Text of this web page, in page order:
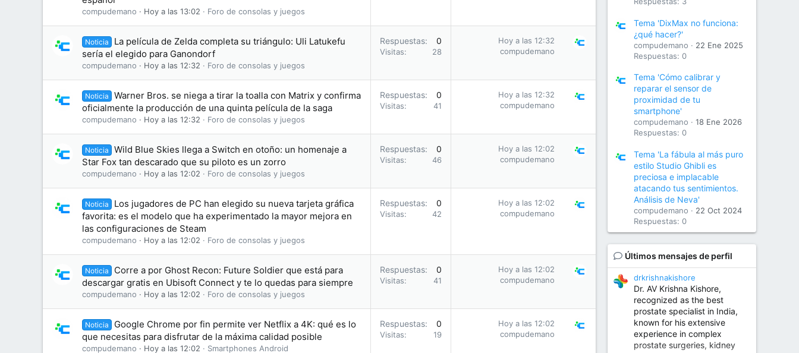
compudemano Hoy a las 13:02 Foro de consolas y juegos
Noticia
La película de Zelda completa su triángulo: Uli Latukefu
sería el elegido para Ganondorf
compudemano Hoy a las 12:32 Foro de consolas y juegos
Respuestas 0
Visitas 28
Hoy a las 12:32
compudemano
Noticia
Warner Bros. se niega a tirar la toalla con Matrix y confirma
oficialmente la producción de una quinta película de la saga
compudemano Hoy a las 12:32 Foro de consolas y juegos
Respuestas 0
Visitas 41
Hoy a las 12:32
compudemano
Noticia
Wild Blue Skies llega a Switch en otoño: un homenaje a
Star Fox tan descarado que su piloto es un zorro
compudemano Hoy a las 12:02 Foro de consolas y juegos
Respuestas 0
Visitas 46
Hoy a las 12:02
compudemano
Noticia
Los jugadores de PC han elegido su nueva tarjeta gráfica
favorita: es el modelo que ha experimentado la mayor mejora en
las configuraciones de Steam
compudemano Hoy a las 12:02 Foro de consolas y juegos
Respuestas 0
Visitas 42
Hoy a las 12:02
compudemano
Noticia
Corre a por Ghost Recon: Future Soldier que está para
descargar gratis en Ubisoft Connect y te lo quedas para siempre
compudemano Hoy a las 12:02 Foro de consolas y juegos
Respuestas 0
Visitas 41
Hoy a las 12:02
compudemano
Noticia
Google Chrome por fin permite ver Netflix a 4K: qué es lo
que necesitas para disfrutar de la máxima calidad posible
compudemano Hoy a las 12:02 Smartphones Android
Respuestas 0
Visitas 19
Hoy a las 12:02
compudemano
Tema 'DixMax no funciona:
¿qué hacer?'
compudemano
22 Ene 2025
Respuestas: 0
Tema 'Cómo calibrar y
reparar el sensor de
proximidad de tu
smartphone'
compudemano
18 Ene 2026
Respuestas: 0
Tema 'La fábula al más puro
estilo Studio Ghibli es
preciosa e implacable
atacando tus sentimientos.
Análisis de Neva'
compudemano
22 Oct 2024
Respuestas: 0
Últimos mensajes de perfil
drkrishnakishore
Dr. AV Krishna Kishore,
recognized as the best
prostate specialist in India,
known for his extensive
experience in complex
prostate surgeries, kidney